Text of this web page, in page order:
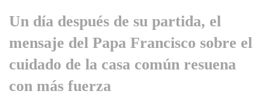
Un día después de su partida, el
mensaje del Papa Francisco sobre el
cuidado de la casa común resuena
con más fuerza